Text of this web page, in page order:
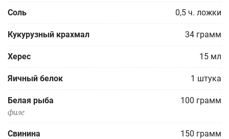
Соль 0,5 ч. ложки
Кукурузный крахмал 34 грамм
Херес 15 мл
Яичный белок 1 штука
Белая рыба 100 грамм
филе
Свинина 150 грамм